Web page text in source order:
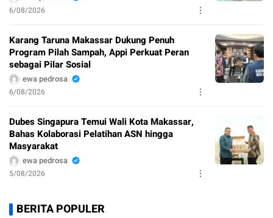
6/08/2026
Karang Taruna Makassar Dukung Penuh
Program Pilah Sampah, Appi Perkuat Peran
sebagai Pilar Sosial
ewa pedrosa
6/08/2026
Dubes Singapura Temui Wali Kota Makassar,
Bahas Kolaborasi Pelatihan ASN hingga
Masyarakat
ewa pedrosa
5/08/2026
BERITA POPULER